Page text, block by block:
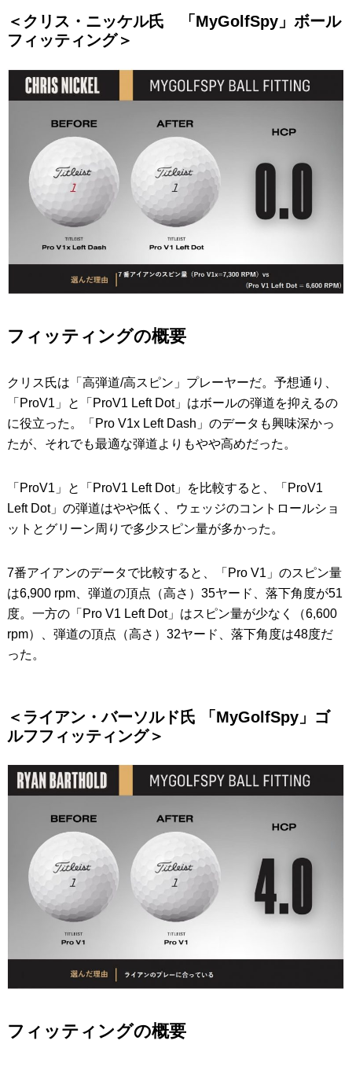
＜クリス・ニッケル氏 「MyGolfSpy」ボール
フィッティング＞
フィッティングの概要
クリス氏は「高弾道/高スピン」プレーヤーだ。予想通り、
「ProV1」と「ProV1 Left Dot」はボールの弾道を抑えるの
に役立った。「Pro V1x Left Dash」のデータも興味深かっ
たが、それでも最適な弾道よりもやや高めだった。
「ProV1」と「ProV1 Left Dot」を比較すると、「ProV1
Left Dot」の弾道はやや低く、ウェッジのコントロールショ
ットとグリーン周りで多少スピン量が多かった。
7番アイアンのデータで比較すると、「Pro V1」のスピン量
は6,900 rpm、弾道の頂点（高さ）35ヤード、落下角度が51
度。一方の「Pro V1 Left Dot」はスピン量が少なく（6,600
rpm）、弾道の頂点（高さ）32ヤード、落下角度は48度だ
った。
＜ライアン・バーソルド氏 「MyGolfSpy」ゴ
ルフフィッティング＞
フィッティングの概要